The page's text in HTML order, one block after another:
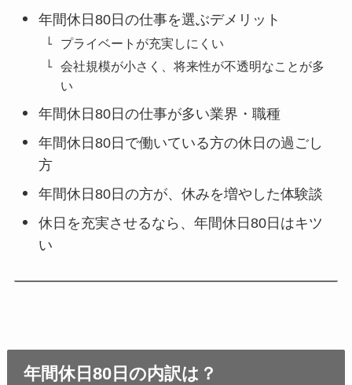
年間休日80日の仕事を選ぶデメリット
プライベートが充実しにくい
会社規模が小さく、将来性が不透明なことが多
い
年間休日80日の仕事が多い業界・職種
年間休日80日で働いている方の休日の過ごし
方
年間休日80日の方が、休みを増やした体験談
休日を充実させるなら、年間休日80日はキツ
い
年間休日80日の内訳は？